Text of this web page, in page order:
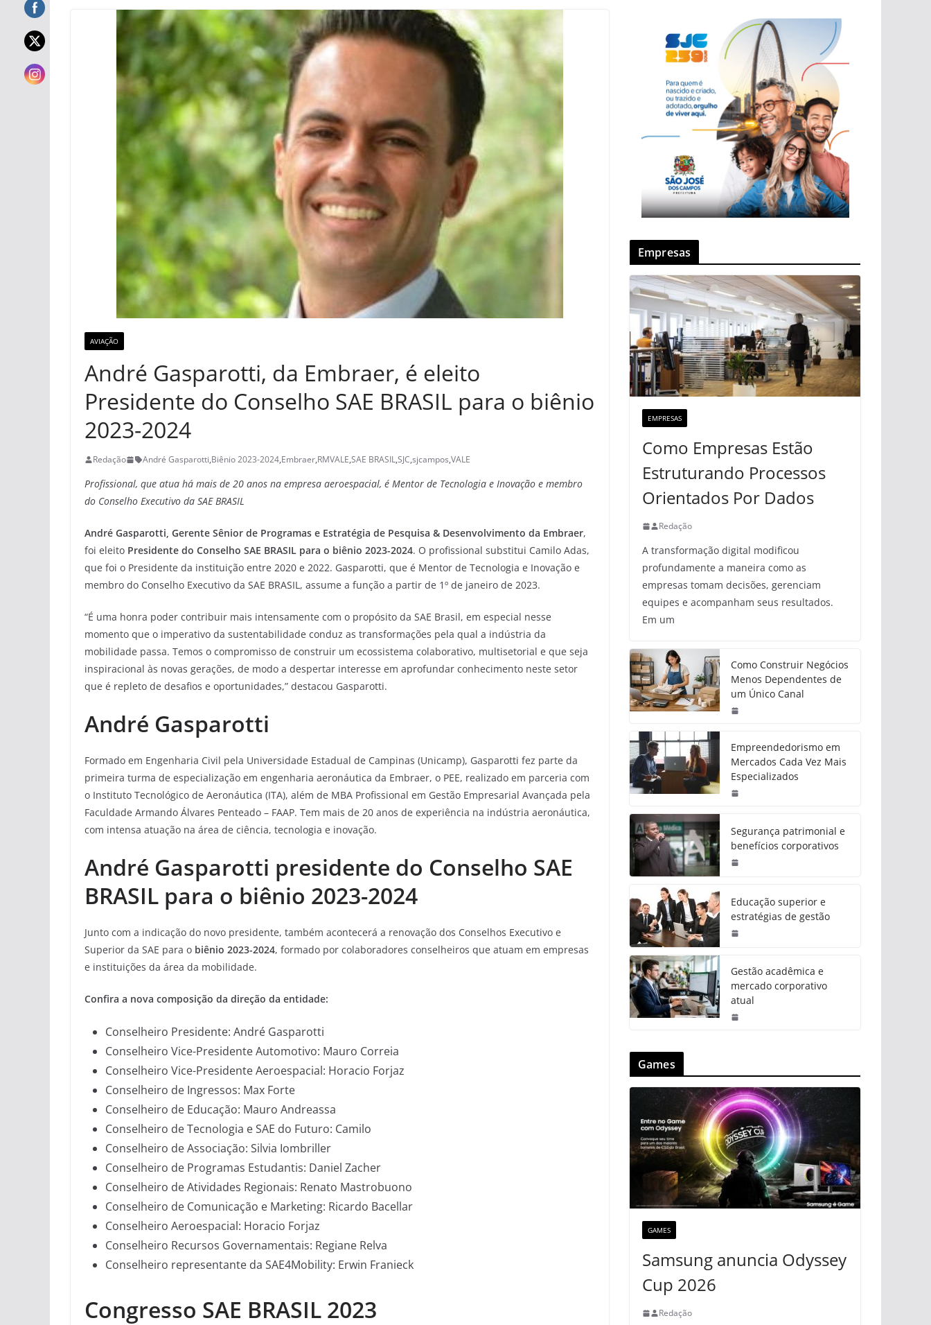
AVIAÇÃO
André Gasparotti, da Embraer, é eleito
Presidente do Conselho SAE BRASIL para o biênio
2023-2024
Redação André Gasparotti,Biênio 2023-2024,Embraer,RMVALE,SAE BRASIL,SJC,sjcampos,VALE
Profissional, que atua há mais de 20 anos na empresa aeroespacial, é Mentor de Tecnologia e Inovação e membro
do Conselho Executivo da SAE BRASIL
André Gasparotti, Gerente Sênior de Programas e Estratégia de Pesquisa & Desenvolvimento da Embraer,
foi eleito Presidente do Conselho SAE BRASIL para o biênio 2023-2024. O profissional substitui Camilo Adas,
que foi o Presidente da instituição entre 2020 e 2022. Gasparotti, que é Mentor de Tecnologia e Inovação e
membro do Conselho Executivo da SAE BRASIL, assume a função a partir de 1º de janeiro de 2023.
“É uma honra poder contribuir mais intensamente com o propósito da SAE Brasil, em especial nesse
momento que o imperativo da sustentabilidade conduz as transformações pela qual a indústria da
mobilidade passa. Temos o compromisso de construir um ecossistema colaborativo, multisetorial e que seja
inspiracional às novas gerações, de modo a despertar interesse em aprofundar conhecimento neste setor
que é repleto de desafios e oportunidades,” destacou Gasparotti.
André Gasparotti
Formado em Engenharia Civil pela Universidade Estadual de Campinas (Unicamp), Gasparotti fez parte da
primeira turma de especialização em engenharia aeronáutica da Embraer, o PEE, realizado em parceria com
o Instituto Tecnológico de Aeronáutica (ITA), além de MBA Profissional em Gestão Empresarial Avançada pela
Faculdade Armando Álvares Penteado – FAAP. Tem mais de 20 anos de experiência na indústria aeronáutica,
com intensa atuação na área de ciência, tecnologia e inovação.
André Gasparotti presidente do Conselho SAE
BRASIL para o biênio 2023-2024
Junto com a indicação do novo presidente, também acontecerá a renovação dos Conselhos Executivo e
Superior da SAE para o biênio 2023-2024, formado por colaboradores conselheiros que atuam em empresas
e instituições da área da mobilidade.
Confira a nova composição da direção da entidade:
Conselheiro Presidente: André Gasparotti
Conselheiro Vice-Presidente Automotivo: Mauro Correia
Conselheiro Vice-Presidente Aeroespacial: Horacio Forjaz
Conselheiro de Ingressos: Max Forte
Conselheiro de Educação: Mauro Andreassa
Conselheiro de Tecnologia e SAE do Futuro: Camilo
Conselheiro de Associação: Silvia Iombriller
Conselheiro de Programas Estudantis: Daniel Zacher
Conselheiro de Atividades Regionais: Renato Mastrobuono
Conselheiro de Comunicação e Marketing: Ricardo Bacellar
Conselheiro Aeroespacial: Horacio Forjaz
Conselheiro Recursos Governamentais: Regiane Relva
Conselheiro representante da SAE4Mobility: Erwin Franieck
Congresso SAE BRASIL 2023
Empresas
EMPRESAS
Como Empresas Estão
Estruturando Processos
Orientados Por Dados
Redação
A transformação digital modificou
profundamente a maneira como as
empresas tomam decisões, gerenciam
equipes e acompanham seus resultados.
Em um
Como Construir Negócios
Menos Dependentes de
um Único Canal
Empreendedorismo em
Mercados Cada Vez Mais
Especializados
Segurança patrimonial e
benefícios corporativos
Educação superior e
estratégias de gestão
Gestão acadêmica e
mercado corporativo
atual
Games
GAMES
Samsung anuncia Odyssey
Cup 2026
Redação